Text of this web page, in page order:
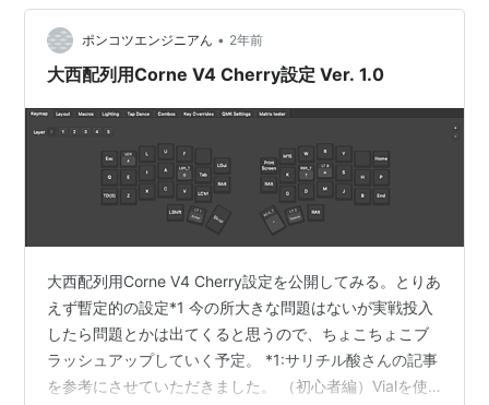
ポンコツエンジニアん • 2年前
大西配列用Corne V4 Cherry設定 Ver. 1.0
大西配列用Corne V4 Cherry設定を公開してみる。とりあ
えず暫定的の設定*1 今の所大きな問題はないが実戦投入
したら問題とかは出てくると思うので、ちょこちょこブ
ラッシュアップしていく予定。 *1:サリチル酸さんの記事
を参考にさせていただきました。 （初心者編）Vialを使